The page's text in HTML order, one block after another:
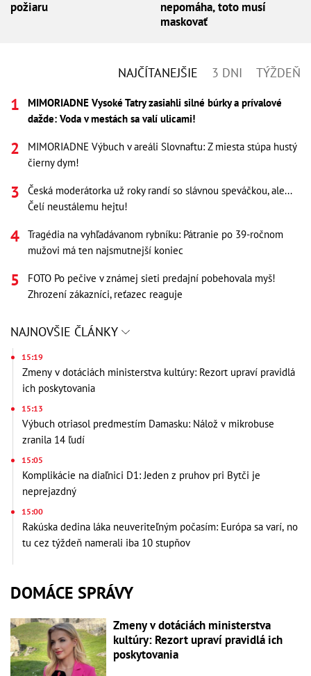
požiaru
nepomáha, toto musí
maskovať
NAJČÍTANEJŠIE 3 DNI TÝŽDEŇ
MIMORIADNE Vysoké Tatry zasiahli silné búrky a prívalové
dažde: Voda v mestách sa valí ulicami!
MIMORIADNE Výbuch v areáli Slovnaftu: Z miesta stúpa hustý
čierny dym!
Česká moderátorka už roky randí so slávnou speváčkou, ale...
Čelí neustálemu hejtu!
Tragédia na vyhľadávanom rybníku: Pátranie po 39-ročnom
mužovi má ten najsmutnejší koniec
FOTO Po pečive v známej sieti predajní pobehovala myš!
Zhrození zákazníci, reťazec reaguje
NAJNOVŠIE ČLÁNKY
15:19
Zmeny v dotáciách ministerstva kultúry: Rezort upraví pravidlá
ich poskytovania
15:13
Výbuch otriasol predmestím Damasku: Nálož v mikrobuse
zranila 14 ľudí
15:05
Komplikácie na diaľnici D1: Jeden z pruhov pri Bytči je
neprejazdný
15:00
Rakúska dedina láka neuveriteľným počasím: Európa sa varí, no
tu cez týždeň namerali iba 10 stupňov
DOMÁCE SPRÁVY
Zmeny v dotáciách ministerstva
kultúry: Rezort upraví pravidlá ich
poskytovania